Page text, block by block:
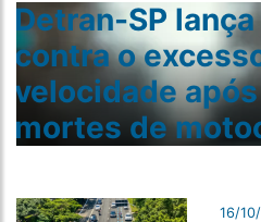
Detran-SP
contra o
velocidade
mortes de
16/